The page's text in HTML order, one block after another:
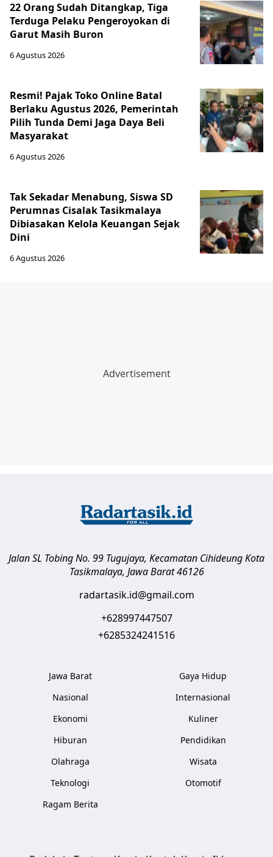
22 Orang Sudah Ditangkap, Tiga
Terduga Pelaku Pengeroyokan di
Garut Masih Buron
6 Agustus 2026
Resmi! Pajak Toko Online Batal
Berlaku Agustus 2026, Pemerintah
Pilih Tunda Demi Jaga Daya Beli
Masyarakat
6 Agustus 2026
Tak Sekadar Menabung, Siswa SD
Perumnas Cisalak Tasikmalaya
Dibiasakan Kelola Keuangan Sejak
Dini
6 Agustus 2026
Jalan SL Tobing No. 99 Tugujaya, Kecamatan CihideungKota
Tasikmalaya, Jawa Barat 46126
radartasik.id@gmail.com
+628997447507
+6285324241516
Jawa Barat
Nasional
Ekonomi
Hiburan
Olahraga
Teknologi
Ragam Berita
Gaya Hidup
Internasional
Kuliner
Pendidikan
Wisata
Otomotif